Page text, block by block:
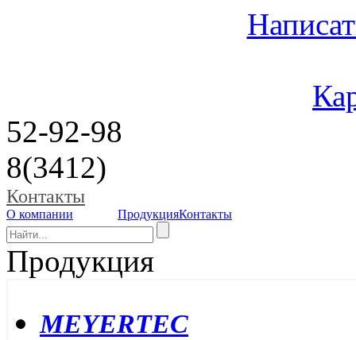
52-92-98
8(3412)
Контакты
О компании ПродукцияКонтакты
Продукция
MEYERTEC